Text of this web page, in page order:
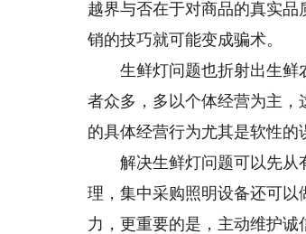
越界与否在于对商品的真实
销的技巧就可能变成骗术。
生鲜灯问题也折射出生鲜
者众多，多以个体经营为主
的具体经营行为尤其是软性的
解决生鲜灯问题可以先从
理，集中采购照明设备还可
力，更重要的是，主动维护诚